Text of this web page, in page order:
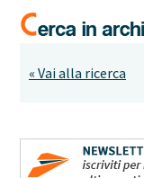
« Vai alla ricerca